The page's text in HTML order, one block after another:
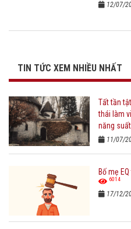
12/07/
TIN TỨC XEM NHIỀU NHẤT
Tất tần
thái làm
năng suất
11/07/
Bố mẹ
6014
17/12/